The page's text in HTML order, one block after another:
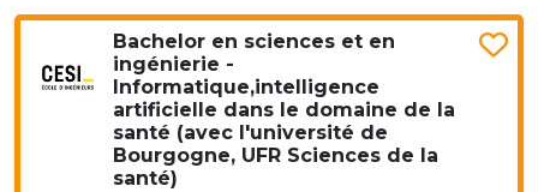
Bachelor en sciences et en
ingénierie -
Informatique,intelligence
artificielle dans le domaine de la
santé (avec l'université de
Bourgogne, UFR Sciences de la
santé)